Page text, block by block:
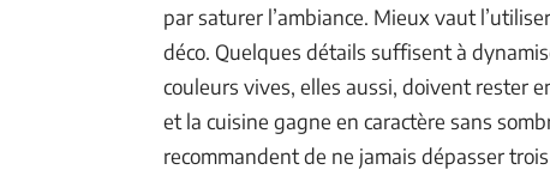
par saturer l’ambiance. Mieux vaut
déco. Quelques détails suffisent à
couleurs vives, elles aussi, doivent rester
et la cuisine gagne en caractère sans
recommandent de ne jamais dépasser